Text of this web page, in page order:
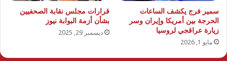
سمير فرج يكشف الساعات
الحرجة بين أمريكا وإيران وسر
زيارة عراقجي لروسيا
مايو 1, 2026
قرارات مجلس نقابة الصحفيين
بشأن أزمة البوابة نيوز
ديسمبر 29, 2025